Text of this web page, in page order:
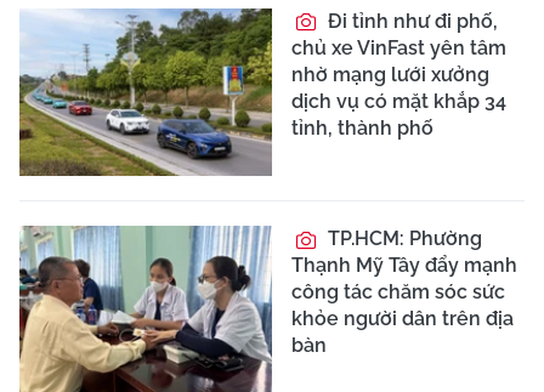
Đi tỉnh như đi phố,
chủ xe VinFast yên tâm
nhờ mạng lưới xưởng
dịch vụ có mặt khắp 34
tỉnh, thành phố
TP.HCM: Phường
Thạnh Mỹ Tây đẩy mạnh
công tác chăm sóc sức
khỏe người dân trên địa
bàn